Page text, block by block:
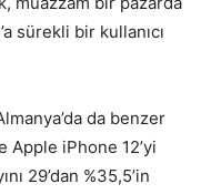
sürekli bir kullanıcı
da benzer
Apple iPhone 12’yi
29’dan %35,5’in